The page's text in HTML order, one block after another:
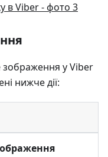
в Viber - фото 3
у Viber
нижче дії: